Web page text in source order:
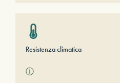
Resistenza climatica
ⓘ